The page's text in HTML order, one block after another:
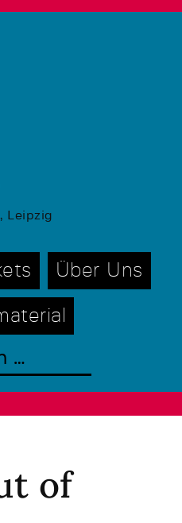
Leipzig
Über Uns
of